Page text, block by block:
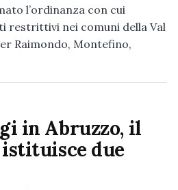
l’ordinanza con cui
restrittivi nei comuni della Val
Raimondo, Montefino,
in Abruzzo, il
due